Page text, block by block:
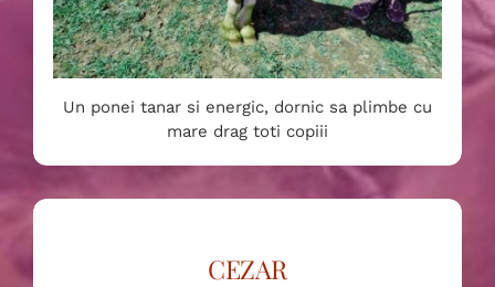
Un ponei tanar si energic, dornic sa plimbe cu
mare drag toti copiii
CEZAR